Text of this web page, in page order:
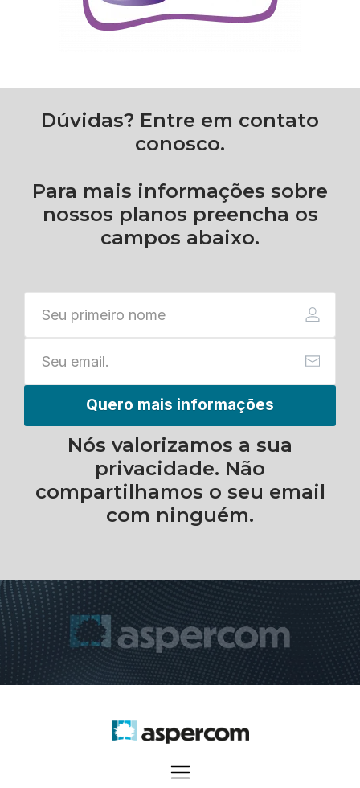
Dúvidas? Entre em contato
conosco.
Para mais informações sobre
nossos planos preencha os
campos abaixo.
Quero mais informações
Nós valorizamos a sua
privacidade. Não
compartilhamos o seu email
com ninguém.